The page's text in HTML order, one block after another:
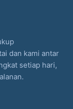
dan kami antar
setiap hari,